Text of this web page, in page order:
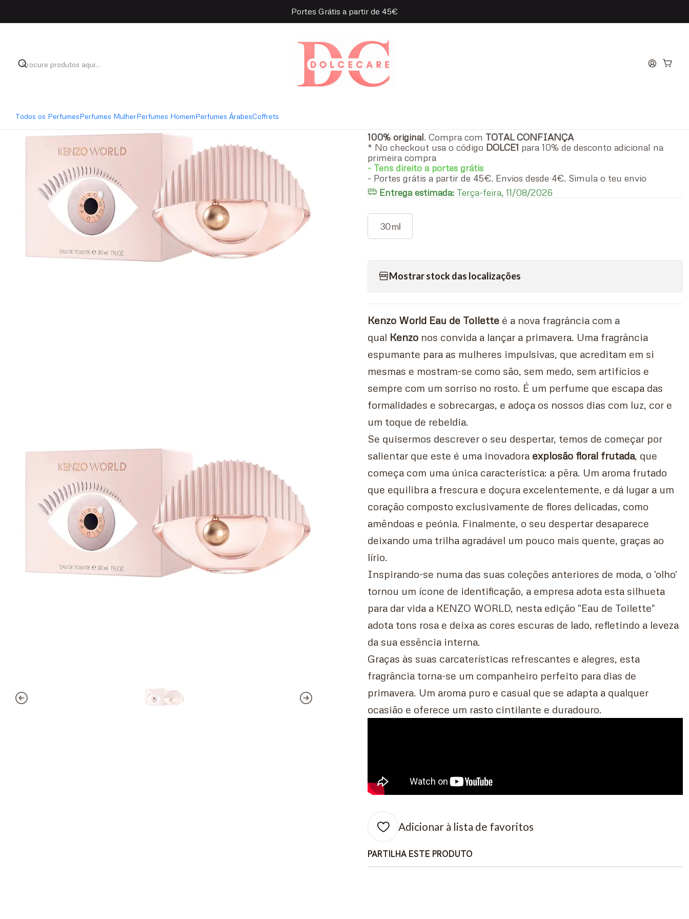
Todos os PerfumesPerfumes MulherPerfumes HomemPerfumes ÁrabesCoffrets
Portes Grátis a partir de 45€
Kenzo World Eau de Toilette
- 30 ml
100% original. Compra com TOTAL CONFIANÇA
* No checkout usa o código DOLCE1 para 10% de desconto adicional na
primeira compra
- Tens direito a portes grátis
- Portes grátis a partir de 45€. Envios desde 4€. Simula o teu envio
Entrega estimada: Terça-feira, 11/08/2026
30 ml
Mostrar stock das localizações
Kenzo World Eau de Toilette é a nova fragrância com a
qual Kenzo nos convida a lançar a primavera. Uma fragrância
espumante para as mulheres impulsivas, que acreditam em si
mesmas e mostram-se como são, sem medo, sem artifícios e
sempre com um sorriso no rosto. É um perfume que escapa das
formalidades e sobrecargas, e adoça os nossos dias com luz, cor e
um toque de rebeldia.
Se quisermos descrever o seu despertar, temos de começar por
salientar que este é uma inovadora explosão floral frutada, que
começa com uma única característica: a pêra. Um aroma frutado
que equilibra a frescura e doçura excelentemente, e dá lugar a um
coração composto exclusivamente de flores delicadas, como
amêndoas e peónia. Finalmente, o seu despertar desaparece
deixando uma trilha agradável um pouco mais quente, graças ao
lírio.
Inspirando-se numa das suas coleções anteriores de moda, o 'olho'
tornou um ícone de identificação, a empresa adota esta silhueta
para dar vida a KENZO WORLD, nesta edição "Eau de Toilette"
adota tons rosa e deixa as cores escuras de lado, refletindo a leveza
da sua essência interna.
Graças às suas carcaterísticas refrescantes e alegres, esta
fragrância torna-se um companheiro perfeito para dias de
primavera. Um aroma puro e casual que se adapta a qualquer
ocasião e oferece um rasto cintilante e duradouro.
Adicionar à lista de favoritos
PARTILHA ESTE PRODUTO